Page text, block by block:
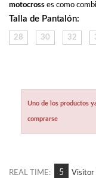
motocross es como
Talla de Pantalón:
28 30 32
Uno de los productos
comprarse
REAL TIME: 6 Visitor